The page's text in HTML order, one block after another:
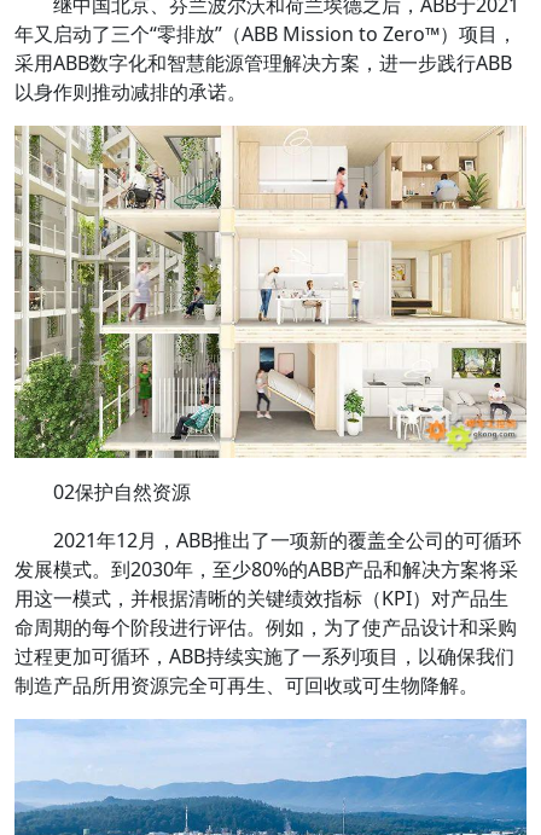
年又启动了三个“零排放”（ABB Mission to Zero™）项目，
采用ABB数字化和智慧能源管理解决方案，进一步践行ABB
以身作则推动减排的承诺。
02保护自然资源
2021年12月，ABB推出了一项新的覆盖全公司的可循环
发展模式。到2030年，至少80%的ABB产品和解决方案将采
用这一模式，并根据清晰的关键绩效指标（KPI）对产品生
命周期的每个阶段进行评估。例如，为了使产品设计和采购
过程更加可循环，ABB持续实施了一系列项目，以确保我们
制造产品所用资源完全可再生、可回收或可生物降解。